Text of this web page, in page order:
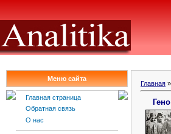
Меню сайта
Главная страница
Обратная связь
О нас
Главная »